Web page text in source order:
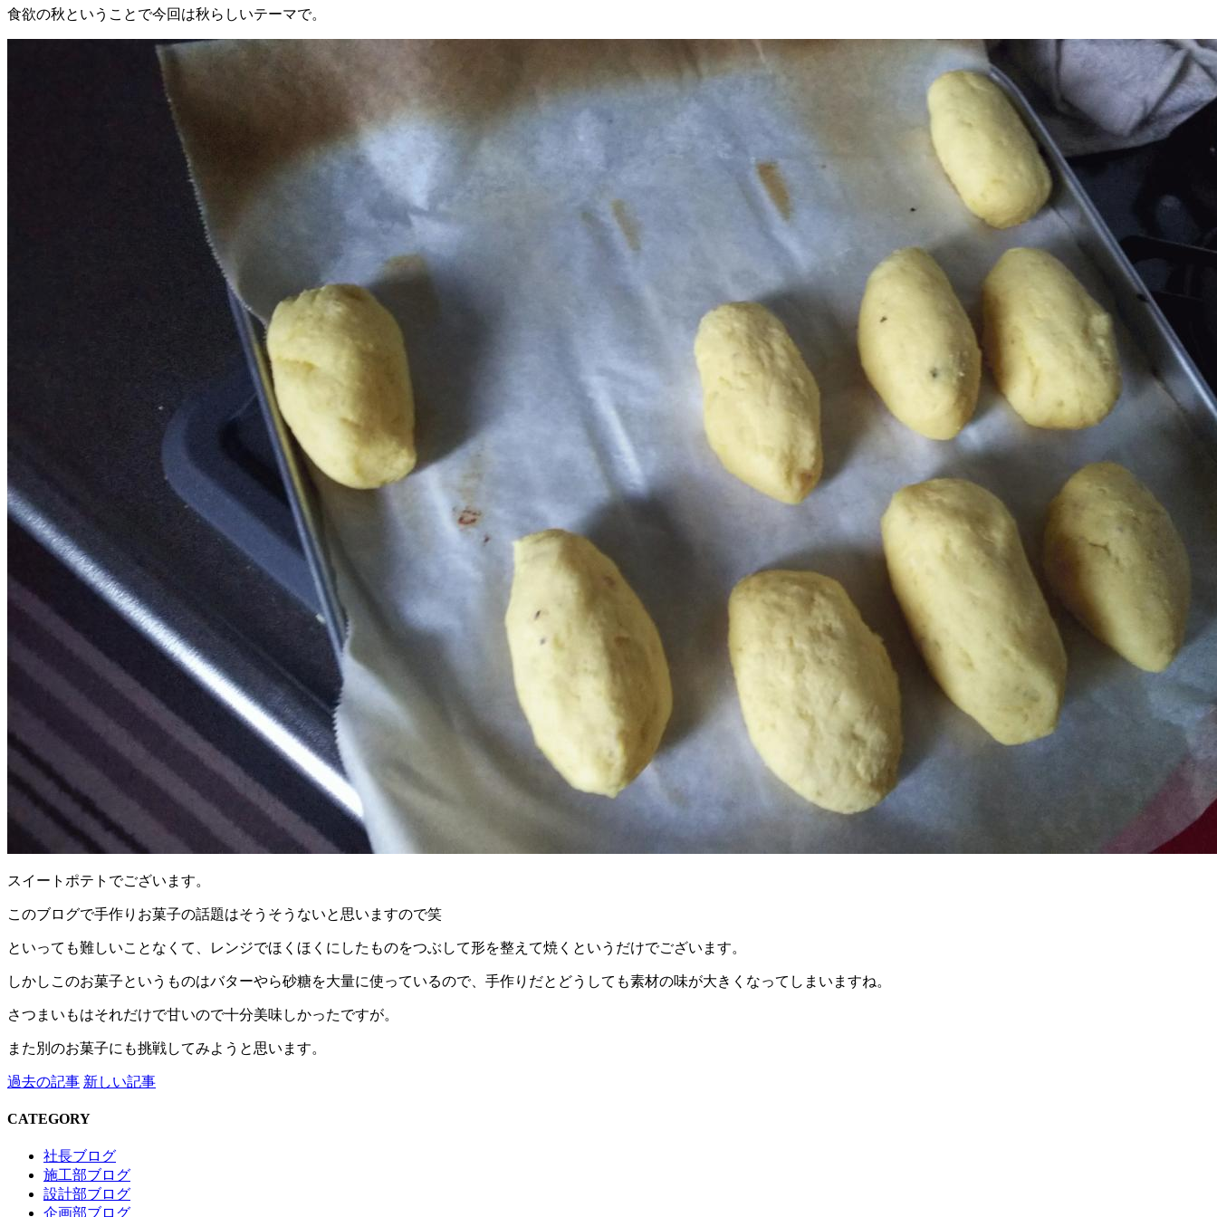
食欲の秋ということで今回は秋らしいテーマで。
スイートポテトでございます。
このブログで手作りお菓子の話題はそうそうないと思いますので笑
といっても難しいことなくて、レンジでほくほくにしたものをつぶして形を整えて焼くというだけでございます。
しかしこのお菓子というものはバターやら砂糖を大量に使っているので、手作りだとどうしても素材の味が大きくなってしまいますね。
さつまいもはそれだけで甘いので十分美味しかったですが。
また別のお菓子にも挑戦してみようと思います。
過去の記事 新しい記事
CATEGORY
社長ブログ
施工部ブログ
設計部ブログ
企画部ブログ